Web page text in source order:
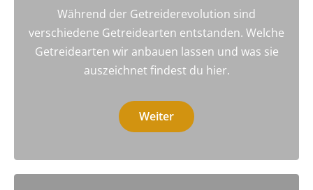
Während der Getreiderevolution sind
verschiedene Getreidearten entstanden. Welche
Getreidearten wir anbauen lassen und was sie
auszeichnet findest du hier.
Weiter